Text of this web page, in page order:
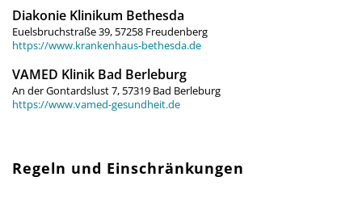
Diakonie Klinikum Bethesda
Euelsbruchstraße 39, 57258 Freudenberg
https://www.krankenhaus-bethesda.de
VAMED Klinik Bad Berleburg
An der Gontardslust 7, 57319 Bad Berleburg
https://www.vamed-gesundheit.de
Regeln und Einschränkungen